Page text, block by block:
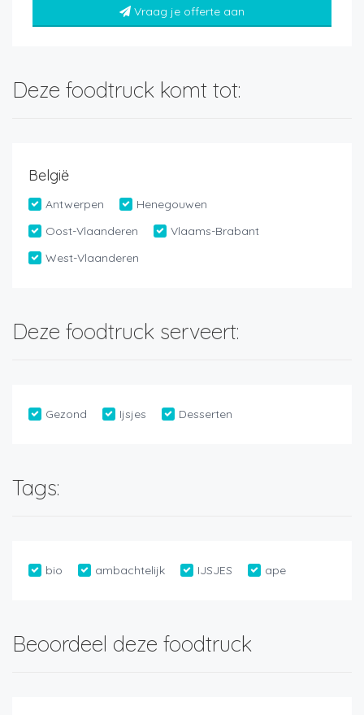
Vraag je offerte aan
Deze foodtruck komt tot:
België
Antwerpen
Henegouwen
Oost-Vlaanderen
Vlaams-Brabant
West-Vlaanderen
Deze foodtruck serveert:
Gezond Ijsjes Desserten
Tags:
bio ambachtelijk IJSJES ape
Beoordeel deze foodtruck